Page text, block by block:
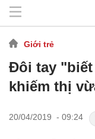
Giới trẻ
Đôi tay
khiếm thị
20/04/2019 - 09:24